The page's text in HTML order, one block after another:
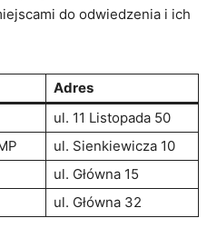
do odwiedzenia i ich
Adres
ul. 11 Listopada 50
ul. Sienkiewicza 10
ul. Główna 15
ul. Główna 32